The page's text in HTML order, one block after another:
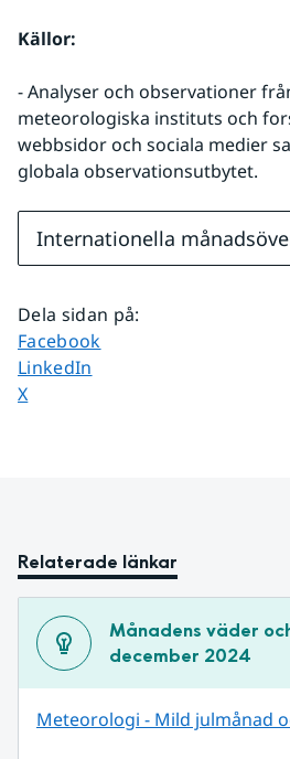
Källor:
- Analyser och observationer
meteorologiska instituts och
webbsidor och sociala medier
globala observationsutbytet.
Internationella
Dela sidan på:
Dela sidan på
Facebook
Dela sidan på
LinkedIn
Dela sidan på
X
Relaterade länkar
Månadens väder
december 2024
Meteorologi - Mild julmånad